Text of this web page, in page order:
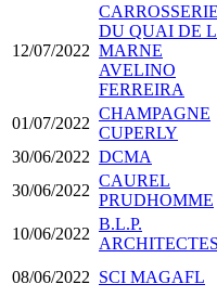
12/07/2022
CARROSSERIE
DU QUAI DE
MARNE
AVELINO
FERREIRA
01/07/2022
CHAMPAGNE
CUPERLY
30/06/2022 DCMA
30/06/2022
CAUREL
PRUDHOMME
10/06/2022
B.L.P.
ARCHITECTES
08/06/2022 SCI MAGAFL